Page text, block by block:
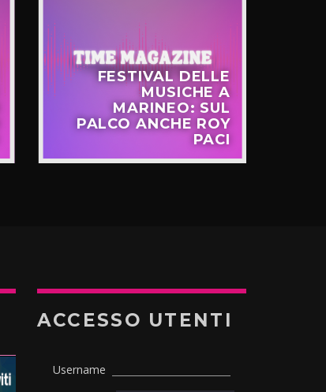
FESTIVAL DELLE
MUSICHE A
MARINEO: SUL
PALCO ANCHE ROY
PACI
ACCESSO UTENTI
Username